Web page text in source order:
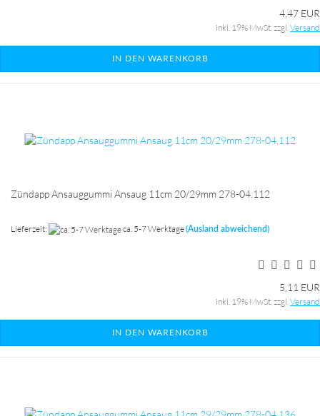
4,47 EUR
inkl. 19% MwSt. zzgl. Versand
IN DEN WARENKORB
Zündapp Ansauggummi Ansaug 11cm 20/29mm 278-04.112
Lieferzeit: ca. 5-7 Werktage(Ausland abweichend)
5,11 EUR
inkl. 19% MwSt. zzgl.Versand
IN DEN WARENKORB